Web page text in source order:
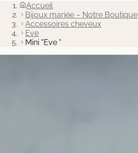
Mini "Eve "
90.00 €
Accueil
Bijoux mariée – Notre Boutique
Accessoires cheveux
Eve
Mini "Eve "